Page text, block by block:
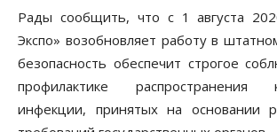
Рады сообщить, что с 1 августа
Экспо» возобновляет работу в
безопасность обеспечит строгое
профилактике распространения
инфекции, принятых на основании